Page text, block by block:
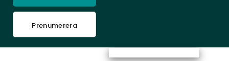
Prenumerera